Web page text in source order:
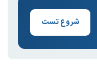
شروع تست